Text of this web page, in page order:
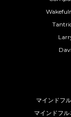
マインドフ
マインドフ